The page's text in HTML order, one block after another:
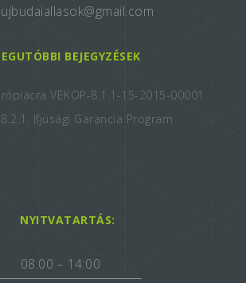
ujbudaiallasok@gmail.com
BEJEGYZÉSEK
VEKOP-8.1.1-15-2015-00001
Ifjúsági Garancia Program
NYITVATARTÁS:
08:00 – 14:00